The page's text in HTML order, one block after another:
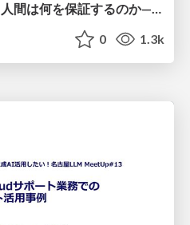
AIがコードを書く時代、人間は何を保証するのか———馬場さんと考える、開発者に求められる新しい責任と価値 - TECH PLAY
0 1.3k